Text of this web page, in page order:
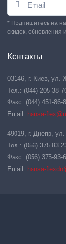
* Подпишитесь на
скидок, обновления
Контакты
03146, г. Киев, ул.
Тел.: (044) 205-38-
Факс: (044) 451-86-
Email: hansa-
49019, г. Днепр,
Тел.: (056) 375-93-
Факс: (056) 375-93-
Email: hansa-